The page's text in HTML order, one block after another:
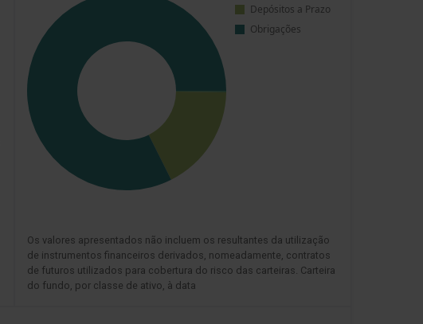
Os valores apresentados não incluem os resultantes da utilização
de instrumentos financeiros derivados, nomeadamente, contratos
de futuros utilizados para cobertura do risco das carteiras. Carteira
do fundo, por classe de ativo, à data